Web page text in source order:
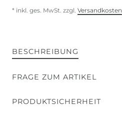
* inkl. ges. MwSt. zzgl. Versandkosten
BESCHREIBUNG
FRAGE ZUM ARTIKEL
PRODUKTSICHERHEIT